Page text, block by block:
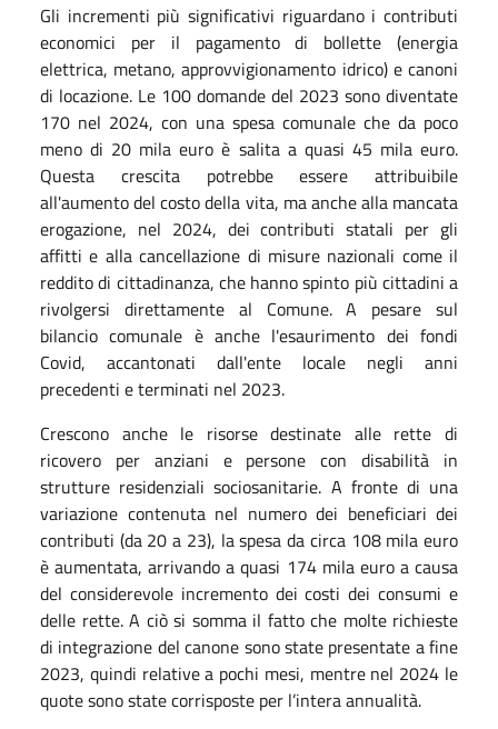
Gli incrementi più significativi riguardano i contributi
economici per il pagamento di bollette (energia
elettrica, metano, approvvigionamento idrico) e canoni
di locazione. Le 100 domande del 2023 sono diventate
170 nel 2024, con una spesa comunale che da poco
meno di 20 mila euro è salita a quasi 45 mila euro.
Questa crescita potrebbe essere attribuibile
all'aumento del costo della vita, ma anche alla mancata
erogazione, nel 2024, dei contributi statali per gli
affitti e alla cancellazione di misure nazionali come il
reddito di cittadinanza, che hanno spinto più cittadini a
rivolgersi direttamente al Comune. A pesare sul
bilancio comunale è anche l'esaurimento dei fondi
Covid, accantonati dall'ente locale negli anni
precedenti e terminati nel 2023.
Crescono anche le risorse destinate alle rette di
ricovero per anziani e persone con disabilità in
strutture residenziali sociosanitarie. A fronte di una
variazione contenuta nel numero dei beneficiari dei
contributi (da 20 a 23), la spesa da circa 108 mila euro
è aumentata, arrivando a quasi 174 mila euro a causa
del considerevole incremento dei costi dei consumi e
delle rette. A ciò si somma il fatto che molte richieste
di integrazione del canone sono state presentate a fine
2023, quindi relative a pochi mesi, mentre nel 2024 le
quote sono state corrisposte per l’intera annualità.